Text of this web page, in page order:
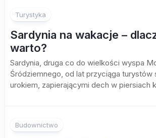
Turystyka
Sardynia na wakacje –
warto?
Sardynia, druga co do wielkości wyspa
Śródziemnego, od lat przyciąga turystów
urokiem, zapierającymi dech w piersiach
Budownictwo